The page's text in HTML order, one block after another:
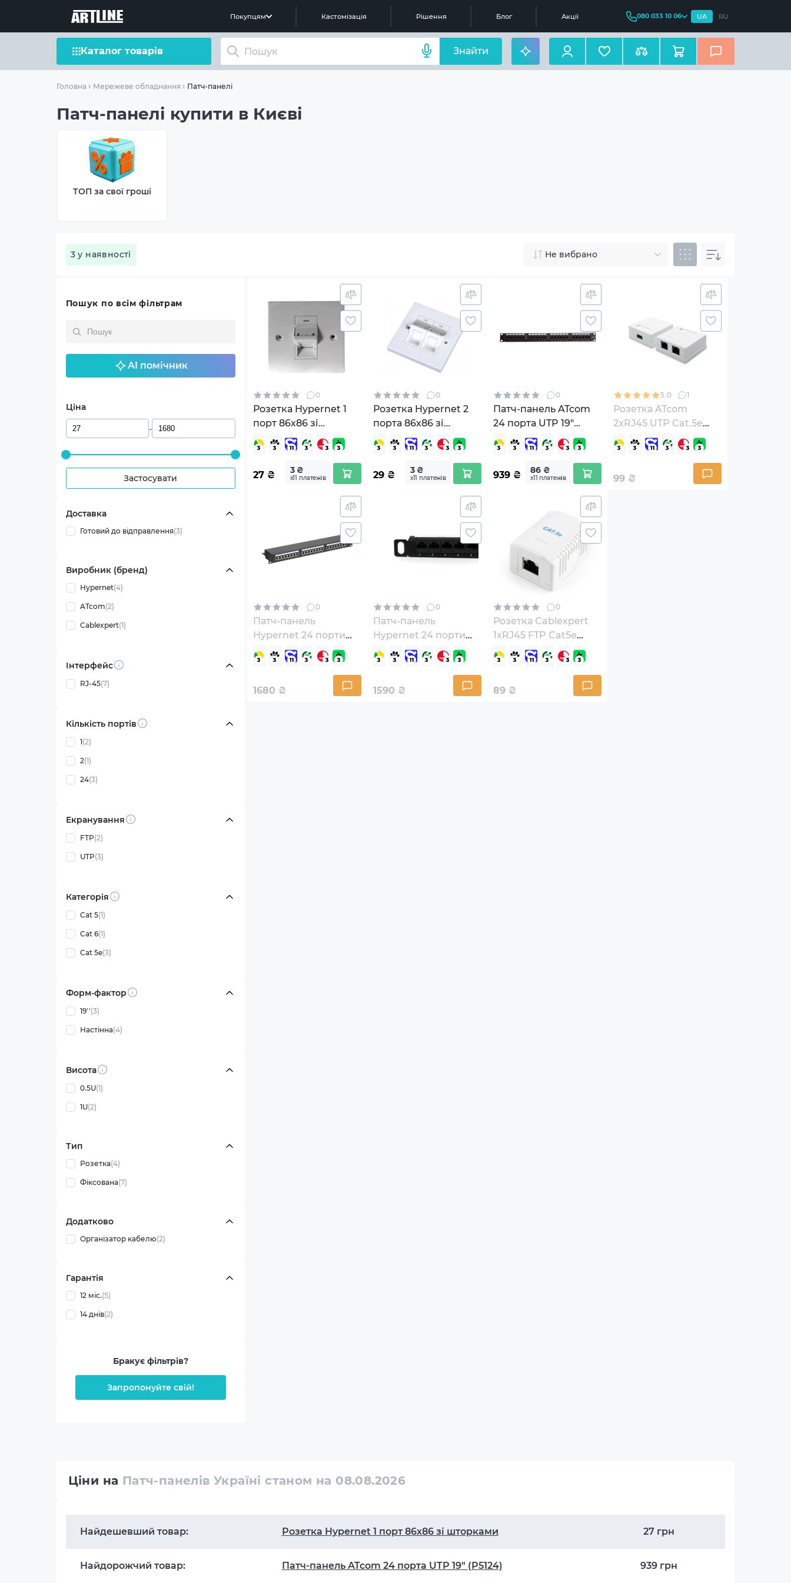
Покупцям Кастомізація Рішення Блог Акції 080 033 10 06 UA RU
Каталог товарів Знайти
Головна Мережеве обладнання Патч-панелі
Патч-панелі купити в Києві
ТОП за свої гроші
3 у наявності Не вибрано
Пошук по всім фільтрам
AI помічник
Ціна
-
Застосувати
Доставка
Готовий до відправлення(3)
Виробник (бренд)
Hypernet(4)
ATcom(2)
Cablexpert(1)
Інтерфейс Info
RJ-45(7)
Кількість портів
Info
1(2)
2(1)
24(3)
Екранування
Info
FTP(2)
UTP(3)
Категорія
Info
Cat 5(1)
Cat 6(1)
Cat 5e(3)
Форм-фактор
Info
19''(3)
Настінна(4)
Висота Info
0.5U(1)
1U(2)
Тип
Розетка(4)
Фіксована(7)
Додатково
Організатор кабелю(2)
Гарантія
12 міс.(5)
14 днів(2)
Бракує фільтрів?
Запропонуйте свій!
0
Розетка Hypernet 1
порт 86х86 зі
шторками
27₴ 3 ₴
х11 платежів
0
Розетка Hypernet 2
порта 86х86 зі
шторками
29₴ 3 ₴
х11 платежів
0
Патч-панель ATcom
24 порта UTP 19"
(P5124)
939₴ 86 ₴
х11 платежів
5.0 1
Розетка ATcom
2xRJ45 UTP Cat.5e
8P8C (15254)
99 ₴
0
Патч-панель
Hypernet 24 порти
FTP cat.5 19" 1U
1680 ₴
0
Патч-панель
Hypernet 24 порти
UTP cat.6 19" 0.5U
1590 ₴
0
Розетка Cablexpert
1xRJ45 FTP Cat5e
8P8C (NCAC-1F5E-01)
89 ₴
Ціни на Патч-панелів Україні станом на 08.08.2026
Найдешевший товар: Розетка Hypernet 1 порт 86х86 зі шторками 27 грн
Найдорожчий товар: Патч-панель ATcom 24 порта UTP 19" (P5124) 939 грн